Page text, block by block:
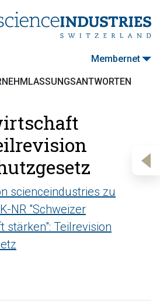
Membernet
scienceindustries zu
NR "Schweizer
Teilrevision